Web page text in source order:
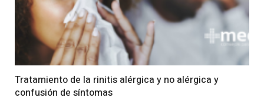
Tratamiento de la rinitis alérgica y no alérgica y
confusión de síntomas